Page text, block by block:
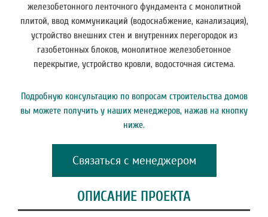
железобетонного ленточного фундамента с монолитной
плитой, ввод коммуникаций (водоснабжение, канализация),
устройство внешних стен и внутренних перегородок из
газобетонных блоков, монолитное железобетонное
перекрытие, устройство кровли, водосточная система.
Подробную консультацию по вопросам строительства домов
вы можете получить у наших менеджеров, нажав на кнопку
ниже.
Связаться с менеджером
ОПИСАНИЕ ПРОЕКТА